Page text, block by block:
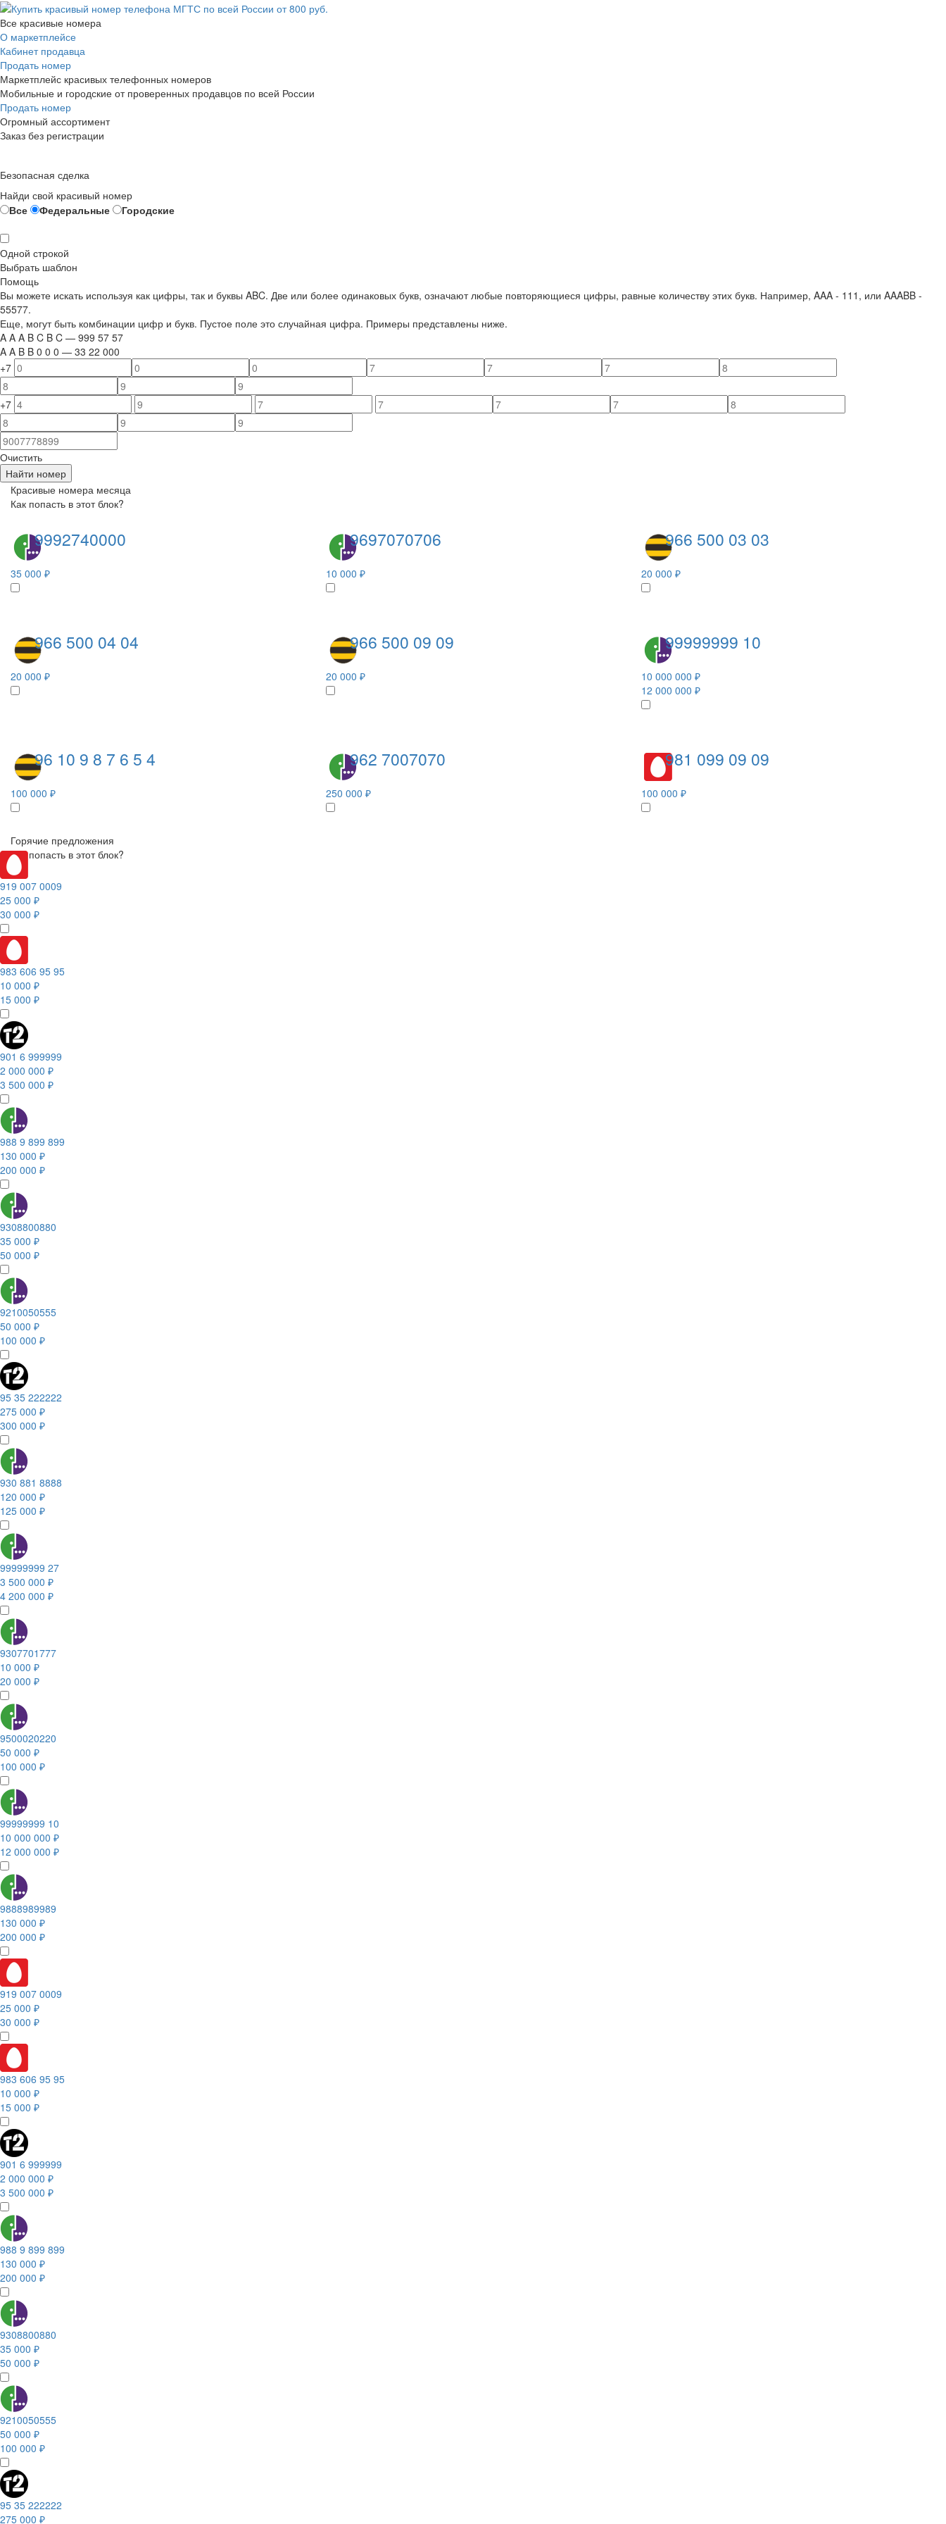
Все красивые номера
О маркетплейсе
Кабинет продавца
Продать номер
Маркетплейс красивых телефонных номеров
Мобильные и городские от проверенных продавцов по всей России
Продать номер
Огромный ассортимент
Заказ без регистрации
Безопасная сделка
Найди свой красивый номер
Все
Федеральные Городские
Одной строкой
Выбрать шаблон
Помощь
Вы можете искать используя как цифры, так и буквы ABC. Две или более одинаковых букв, означают любые повторяющиеся цифры, равные количеству этих букв. Например, AAA - 111 , или AAABB -
55577.
Еще, могут быть комбинации цифр и букв. Пустое поле это случайная цифра. Примеры представлены ниже.
A A A B C B C — 999 57 57
A A B B 0 0 0 — 33 22 000
+7
+7
Очистить
Найти номер
Красивые номера месяца
Как попасть в этот блок?
9992740000
35 000 ₽
9697070706
10 000 ₽
966 500 03 03
20 000 ₽
966 500 04 04
20 000 ₽
966 500 09 09
20 000 ₽
99999999 10
10 000 000 ₽
12 000 000 ₽
96 10 9 8 7 6 5 4
100 000 ₽
962 7007070
250 000 ₽
981 099 09 09
100 000 ₽
Горячие предложения
Как попасть в этот блок?
919 007 0009
25 000 ₽
30 000 ₽
983 606 95 95
10 000 ₽
15 000 ₽
901 6 999999
2 000 000 ₽
3 500 000 ₽
988 9 899 899
130 000 ₽
200 000 ₽
9308800880
35 000 ₽
50 000 ₽
9210050555
50 000 ₽
100 000 ₽
95 35 222222
275 000 ₽
300 000 ₽
930 881 8888
120 000 ₽
125 000 ₽
99999999 27
3 500 000 ₽
4 200 000 ₽
9307701777
10 000 ₽
20 000 ₽
9500020220
50 000 ₽
100 000 ₽
99999999 10
10 000 000 ₽
12 000 000 ₽
9888989989
130 000 ₽
200 000 ₽
919 007 0009
25 000 ₽
30 000 ₽
983 606 95 95
10 000 ₽
15 000 ₽
901 6 999999
2 000 000 ₽
3 500 000 ₽
988 9 899 899
130 000 ₽
200 000 ₽
9308800880
35 000 ₽
50 000 ₽
9210050555
50 000 ₽
100 000 ₽
95 35 222222
275 000 ₽